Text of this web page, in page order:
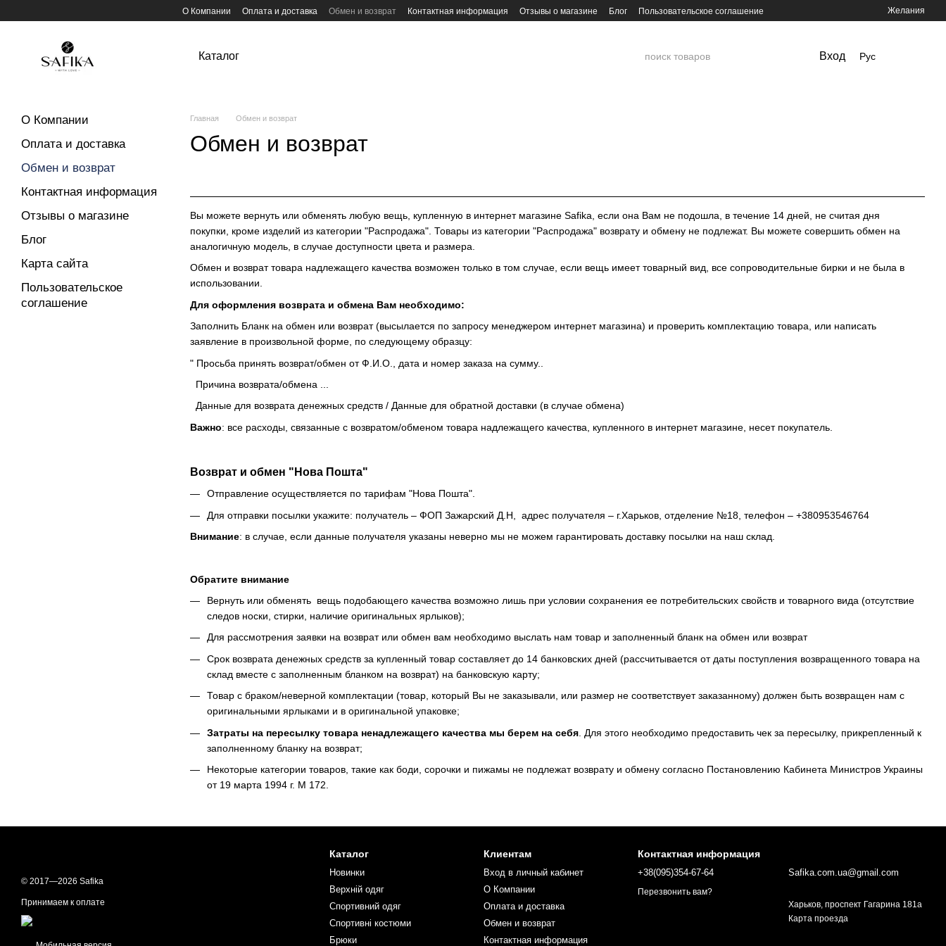
О Компании Оплата и доставка Обмен и возврат Контактная информация Отзывы о магазине Блог Пользовательское соглашение Желания
Каталог Вход Рус
Главная Обмен и возврат
Обмен и возврат
Вы можете вернуть или обменять любую вещь, купленную в интернет магазине Safika, если она Вам не подошла, в течение 14 дней, не считая дня
покупки, кроме изделий из категории "Распродажа". Товары из категории "Распродажа" возврату и обмену не подлежат. Вы можете совершить обмен на
аналогичную модель, в случае доступности цвета и размера.
Обмен и возврат товара надлежащего качества возможен только в том случае, если вещь имеет товарный вид, все сопроводительные бирки и не была в
использовании.
Для оформления возврата и обмена Вам необходимо:
Заполнить Бланк на обмен или возврат (высылается по запросу менеджером интернет магазина) и проверить комплектацию товара, или написать
заявление в произвольной форме, по следующему образцу:
" Просьба принять возврат/обмен от Ф.И.О., дата и номер заказа на сумму..
Причина возврата/обмена ...
Данные для возврата денежных средств / Данные для обратной доставки (в случае обмена)
Важно: все расходы, связанные с возвратом/обменом товара надлежащего качества, купленного в интернет магазине, несет покупатель.
Возврат и обмен "Нова Пошта"
Отправление осуществляется по тарифам "Нова Пошта".
Для отправки посылки укажите: получатель – ФОП Зажарский Д.Н, адрес получателя – г.Харьков, отделение №18, телефон – ‎‎+380953546764
Внимание: в случае, если данные получателя указаны неверно мы не можем гарантировать доставку посылки на наш склад.
Обратите внимание
Вернуть или обменять вещь подобающего качества возможно лишь при условии сохранения ее потребительских свойств и товарного вида (отсутствие
следов носки, стирки, наличие оригинальных ярлыков);
Для рассмотрения заявки на возврат или обмен вам необходимо выслать нам товар и заполненный бланк на обмен или возврат
Срок возврата денежных средств за купленный товар составляет до 14 банковских дней (рассчитывается от даты поступления возвращенного товара на
склад вместе с заполненным бланком на возврат) на банковскую карту;
Товар с браком/неверной комплектации (товар, который Вы не заказывали, или размер не соответствует заказанному) должен быть возвращен нам с
оригинальными ярлыками и в оригинальной упаковке;
Затраты на пересылку товара ненадлежащего качества мы берем на себя . Для этого необходимо предоставить чек за пересылку, прикрепленный к
заполненному бланку на возврат;
Некоторые категории товаров, такие как боди, сорочки и пижамы не подлежат возврату и обмену согласно Постановлению Кабинета Министров Украины
от 19 марта 1994 г. М 172.
О Компании
Оплата и доставка
Обмен и возврат
Контактная информация
Отзывы о магазине
Блог
Карта сайта
Пользовательское
соглашение
© 2017—2026 Safika
Принимаем к оплате
Каталог
Новинки
Верхній одяг
Спортивний одяг
Спортивні костюми
Брюки
Клиентам
Вход в личный кабинет
О Компании
Оплата и доставка
Обмен и возврат
Контактная информация
Контактная информация
+38(095)354-67-64
Перезвонить вам?
Safika.com.ua@gmail.com
Харьков, проспект Гагарина 181а
Карта проезда